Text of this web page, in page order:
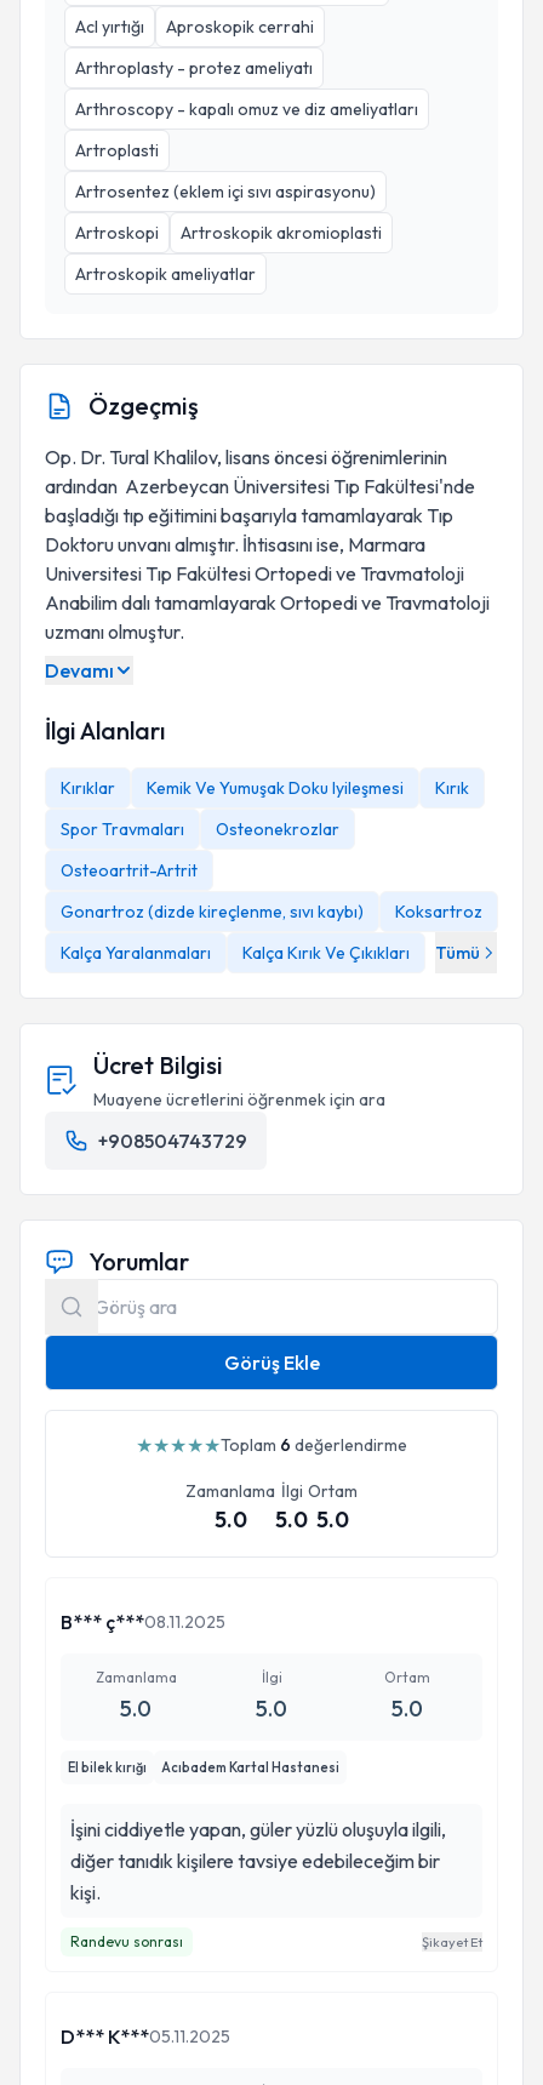
Acl yırtığı
Aproskopik cerrahi
Arthroplasty - protez ameliyatı
Arthroscopy - kapalı omuz ve diz ameliyatları
Artroplasti
Artrosentez (eklem içi sıvı aspirasyonu)
Artroskopi
Artroskopik akromioplasti
Artroskopik ameliyatlar
Özgeçmiş
Op. Dr. Tural Khalilov, lisans öncesi öğrenimlerinin
ardından Azerbeycan Üniversitesi Tıp Fakültesi'nde
başladığı tıp eğitimini başarıyla tamamlayarak Tıp
Doktoru unvanı almıştır. İhtisasını ise, Marmara
Universitesi Tıp Fakültesi Ortopedi ve Travmatoloji
Anabilim dalı tamamlayarak Ortopedi ve Travmatoloji
uzmanı olmuştur.
Devamı
İlgi Alanları
Kırıklar Kemik Ve Yumuşak Doku Iyileşmesi
Kırık
Spor Travmaları
Osteonekrozlar
Osteoartrit-Artrit
Gonartroz (dizde kireçlenme, sıvı kaybı)
Koksartroz
Kalça Yaralanmaları
Kalça Kırık Ve Çıkıkları Tümü
Ücret Bilgisi
Muayene ücretlerini öğrenmek için ara
+908504743729
Yorumlar
Görüş Ekle
★★★★★Toplam 6 değerlendirme
Zamanlama
5.0
İlgi
5.0
Ortam
5.0
B*** ç***08.11.2025
Zamanlama
5.0
İlgi
5.0
Ortam
5.0
El bilek kırığı Acıbadem Kartal Hastanesi
İşini ciddiyetle yapan, güler yüzlü oluşuyla ilgili,
diğer tanıdık kişilere tavsiye edebileceğim bir
kişi.
Randevu sonrası Şikayet Et
D*** K***05.11.2025